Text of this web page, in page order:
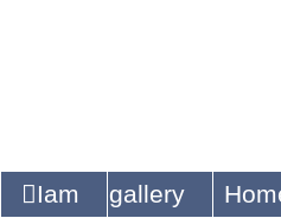
Iam gallery